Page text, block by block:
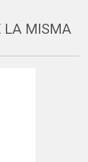
LA MISMA